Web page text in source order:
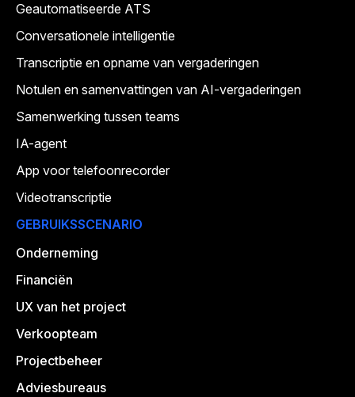
Geautomatiseerde ATS
Conversationele intelligentie
Transcriptie en opname van vergaderingen
Notulen en samenvattingen van AI-vergaderingen
Samenwerking tussen teams
IA-agent
App voor telefoonrecorder
Videotranscriptie
GEBRUIKSSCENARIO
Onderneming
Financiën
UX van het project
Verkoopteam
Projectbeheer
Adviesbureaus